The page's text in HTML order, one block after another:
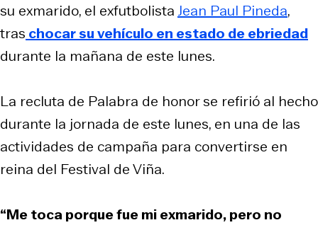
su exmarido, el exfutbolista Jean Paul Pineda,
tras chocar su vehículo en estado de ebriedad
durante la mañana de este lunes.
La recluta de Palabra de honor se refirió al hecho
durante la jornada de este lunes, en una de las
actividades de campaña para convertirse en
reina del Festival de Viña.
“Me toca porque fue mi exmarido, pero no